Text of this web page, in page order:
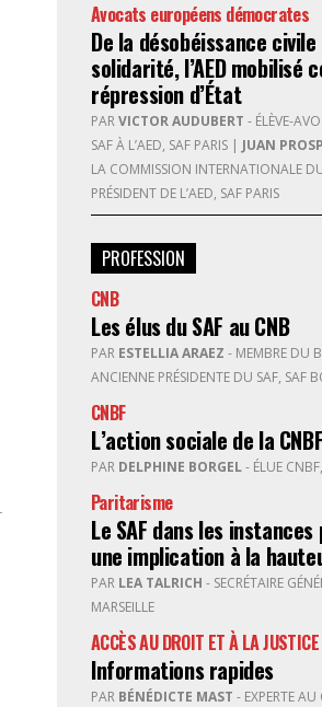
Avocats européens démocrates
De la désobéissance
solidarité, l’AED mobilisé
répression d’État
PARVICTOR AUDUBERT - ÉLÈVE-
SAF À L’AED, SAF PARIS | JUAN
LA COMMISSION INTERNATIONALE
PRÉSIDENT DE L’AED, SAF PARIS
PROFESSION
CNB
Les élus du SAF au CNB
PAR ESTELLIA ARAEZ - MEMBRE DU
ANCIENNE PRÉSIDENTE DU SAF, SAF
CNBF
L’action sociale de la CNBF
PAR DELPHINE BORGEL- ÉLUE
Paritarisme
Le SAF dans les
une implication à la
PAR LEA TALRICH - SECRÉTAIRE
MARSEILLE
ACCÈS AU DROIT ET À LA JUSTICE
Informations rapides
PAR BÉNÉDICTE MAST - EXPERTE